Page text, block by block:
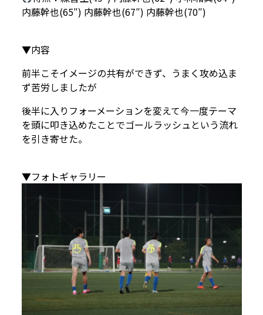
内藤幹也(65″) 内藤幹也(67″) 内藤幹也(70″)
▼内容
前半こそイメージの共有ができず、うまく攻め込ま
ず苦労しましたが
後半に入りフォーメーションを変えて今一度テーマ
を頭に叩き込めたことでゴールラッシュという流れ
を引き寄せた。
▼フォトギャラリー